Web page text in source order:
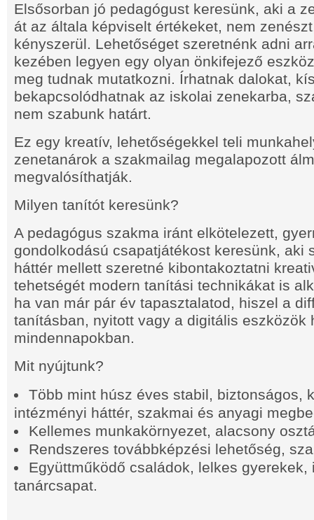
Elsősorban jó pedagógust keresünk, aki a
át az általa képviselt értékeket, nem
kényszerül. Lehetőséget szeretnénk adni
kezében legyen egy olyan önkifejező
meg tudnak mutatkozni. Írhatnak dalokat,
bekapcsolódhatnak az iskolai zenekarba,
nem szabunk határt.
Ez egy kreatív, lehetőségekkel teli
zenetanárok a szakmailag megalapozott
megvalósíthatják.
Milyen tanítót keresünk?
A pedagógus szakma iránt elkötelezett,
gondolkodású csapatjátékost keresünk, aki
háttér mellett szeretné kibontakoztatni
tehetségét modern tanítási technikákat is
ha van már pár év tapasztalatod, hiszel a
tanításban, nyitott vagy a digitális eszközök
mindennapokban.
Mit nyújtunk?
Több mint húsz éves stabil, biztonságos,
intézményi háttér, szakmai és anyagi
Kellemes munkakörnyezet, alacsony
Rendszeres továbbképzési lehetőség,
Együttműködő családok, lelkes gyerekek,
tanárcsapat.